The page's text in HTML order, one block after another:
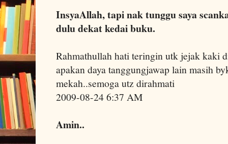
InsyaAllah, tapi nak tunggu saya
dulu dekat kedai buku.
Rahmathullah hati teringin utk jejak kaki
apakan daya tanggungjawap lain masih
mekah..semoga utz dirahmati
2009-08-24 6:37 AM
Amin..